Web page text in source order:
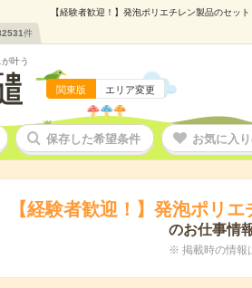
【経験者歓迎！】発泡ポリエチレン製品のセッ
件
叶う
関東版 エリア変更
保存した希望条件 お気に入
【経験者歓迎！】発泡ポリ
のお仕事情
※ 掲載時の情報